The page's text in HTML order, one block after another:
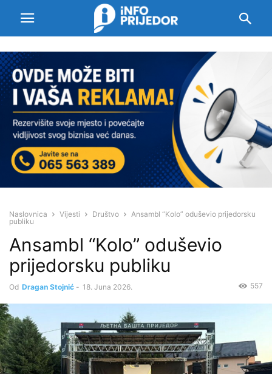
Naslovnica Vijesti Društvo
Ansambl “Kolo” oduševio prijedorsku
publiku
Ansambl “Kolo” oduševio
prijedorsku publiku
Od Dragan Stojnić - 18. Juna 2026. 557